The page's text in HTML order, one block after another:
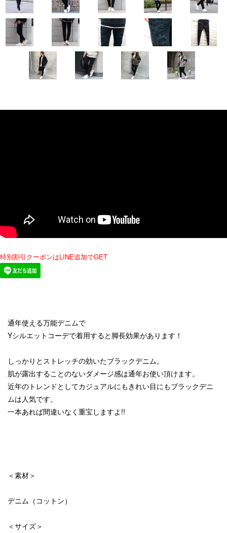
特別割引クーポンはLINE追加でGET
通年使える万能デニムで
Yシルエットコーデで着用すると脚長効果があります！
しっかりとストレッチの効いたブラックデニム。
肌が露出することのないダメージ感は通年お使い頂けます。
近年のトレンドとしてカジュアルにもきれい目にもブラックデニ
ムは人気です。
一本あれば間違いなく重宝しますよ!!
＜素材＞
デニム（コットン）
＜サイズ＞